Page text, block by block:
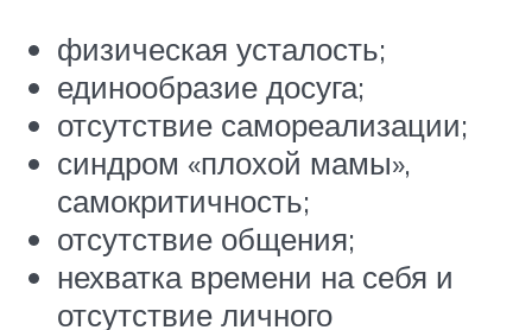
физическая усталость;
единообразие досуга;
отсутствие самореализации;
синдром «плохой мамы»,
самокритичность;
отсутствие общения;
нехватка времени на себя и
отсутствие личного